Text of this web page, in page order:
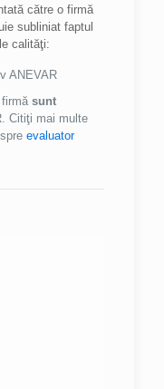
către o firmă
subliniat faptul
calităţi:
ANEVAR
sunt
Citiţi mai multe
evaluator